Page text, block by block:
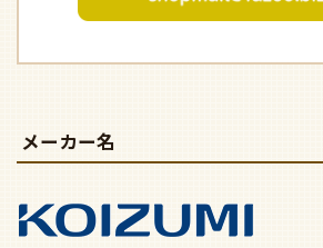
メーカー名